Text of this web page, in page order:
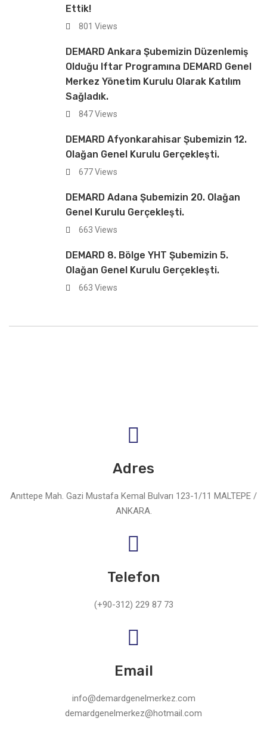
Ettik!
801 Views
DEMARD Ankara Şubemizin Düzenlemiş
Olduğu Iftar Programına DEMARD Genel
Merkez Yönetim Kurulu Olarak Katılım
Sağladık.
847 Views
DEMARD Afyonkarahisar Şubemizin 12.
Olağan Genel Kurulu Gerçekleşti.
677 Views
DEMARD Adana Şubemizin 20. Olağan
Genel Kurulu Gerçekleşti.
663 Views
DEMARD 8. Bölge YHT Şubemizin 5.
Olağan Genel Kurulu Gerçekleşti.
663 Views
Adres
Anıttepe Mah. Gazi Mustafa Kemal Bulvarı 123-1/11 MALTEPE /
ANKARA.
Telefon
(+90-312) 229 87 73
Email
info@demardgenelmerkez.com
demardgenelmerkez@hotmail.com